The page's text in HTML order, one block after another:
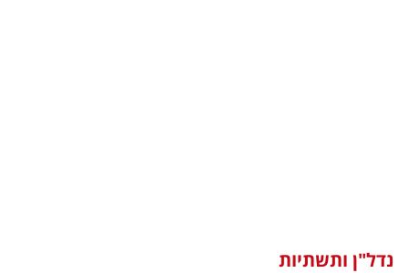
וצרכנות
נדל"ן ותשתיות